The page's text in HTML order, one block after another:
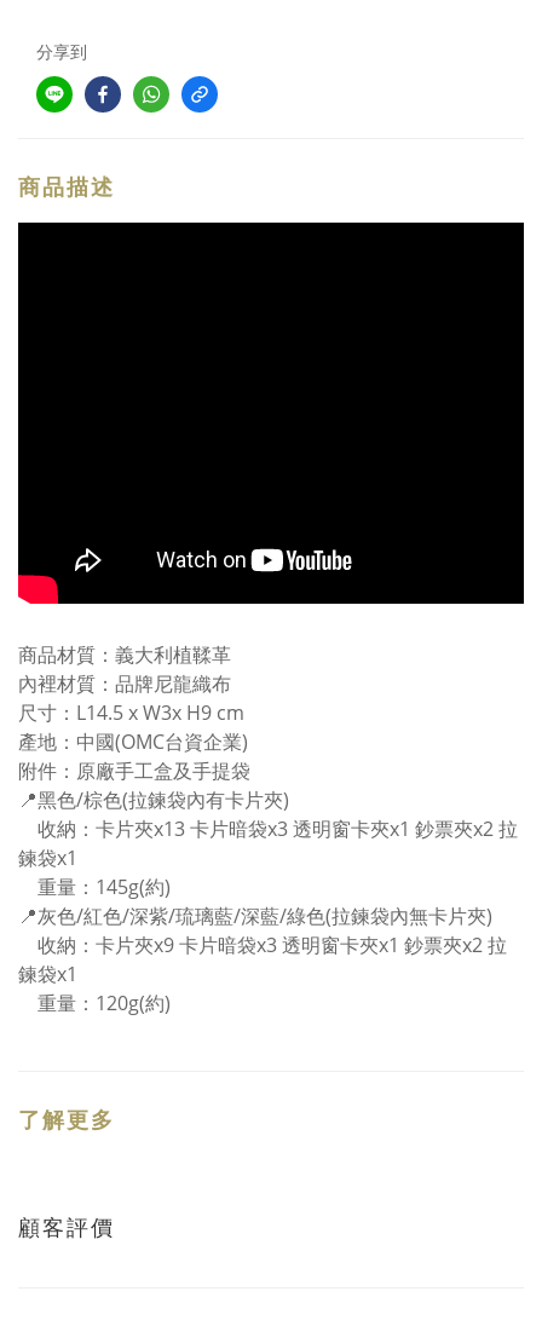
分享到
商品描述
商品材質：義大利植鞣革
內裡材質：品牌尼龍織布
尺寸：L14.5 x W3x H9 cm
產地：中國(OMC台資企業)
附件：原廠手工盒及手提袋
📍黑色/棕色(拉鍊袋內有卡片夾)
收納：卡片夾x13 卡片暗袋x3 透明窗卡夾x1 鈔票夾x2 拉
鍊袋x1
重量：145g(約)
📍灰色/紅色/深紫/琉璃藍/深藍/綠色(拉鍊袋內無卡片夾)
收納：卡片夾x9 卡片暗袋x3 透明窗卡夾x1 鈔票夾x2 拉
鍊袋x1
重量：120g(約)
了解更多
顧客評價